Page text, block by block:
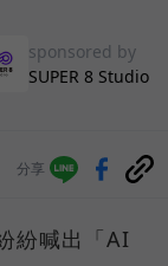
sponsored by
SUPER 8 Studio
分享
紛喊出「AI